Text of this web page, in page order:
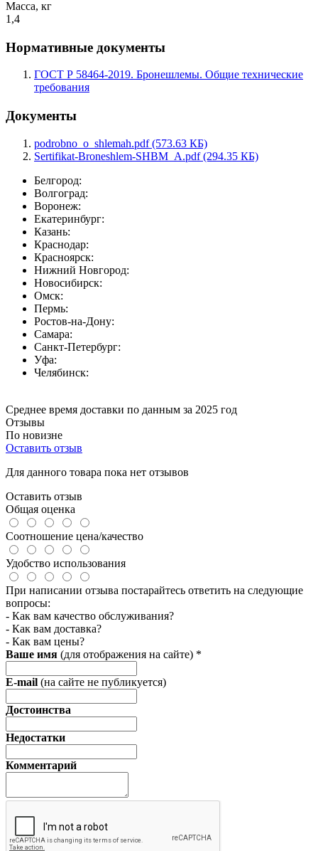
Масса, кг
1,4
Нормативные документы
ГОСТ Р 58464-2019. Бронешлемы. Общие технические
требования
Документы
podrobno_o_shlemah.pdf (573.63 КБ)
Sertifikat-Broneshlem-SHBM_A.pdf (294.35 КБ)
Белгород:
Волгоград:
Воронеж:
Екатеринбург:
Казань:
Краснодар:
Красноярск:
Нижний Новгород:
Новосибирск:
Омск:
Пермь:
Ростов-на-Дону:
Самара:
Санкт-Петербург:
Уфа:
Челябинск:
Среднее время доставки по данным за 2025 год
Отзывы
По новизне
Оставить отзыв
Для данного товара пока нет отзывов
Оставить отзыв
Общая оценка
Соотношение цена/качество
Удобство использования
При написании отзыва постарайтесь ответить на следующие
вопросы:
- Как вам качество обслуживания?
- Как вам доставка?
- Как вам цены?
Ваше имя (для отображения на сайте) *
E-mail (на сайте не публикуется)
Достоинства
Недостатки
Комментарий